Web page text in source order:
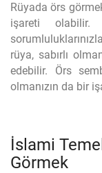
Rüyada örs
işareti olabilir.
rüya, sabırlı
edebilir. Örs
olmanızın da bir
İslami
Görmek